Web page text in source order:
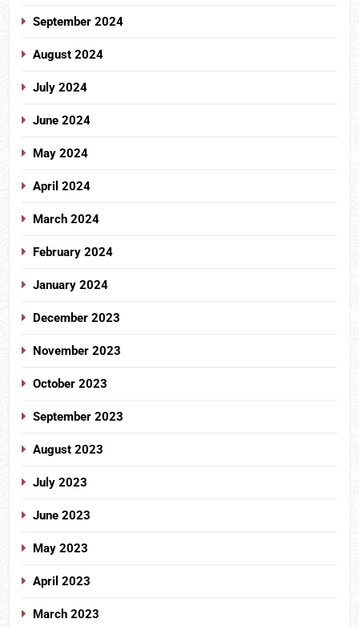
September 2024
August 2024
July 2024
June 2024
May 2024
April 2024
March 2024
February 2024
January 2024
December 2023
November 2023
October 2023
September 2023
August 2023
July 2023
June 2023
May 2023
April 2023
March 2023